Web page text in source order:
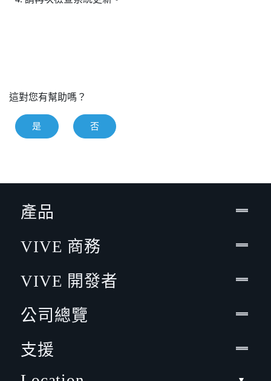
這對您有幫助嗎？
是 否
產品
VIVE 商務
VIVE 開發者
公司總覽
支援